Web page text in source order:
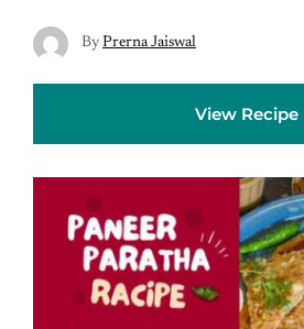
By Prerna Jaiswal
View Recipe